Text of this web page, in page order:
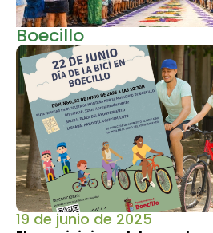
Boecillo
19 de junio de 2025